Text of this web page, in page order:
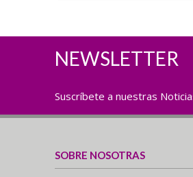
NEWSLETTER
Suscríbete a nuestras
SOBRE NOSOTRAS